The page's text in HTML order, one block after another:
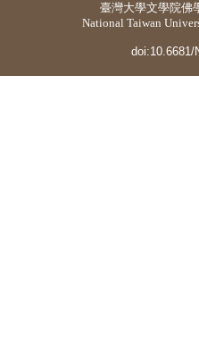
臺灣大學文學院佛
National Taiwan
doi:10.6681/